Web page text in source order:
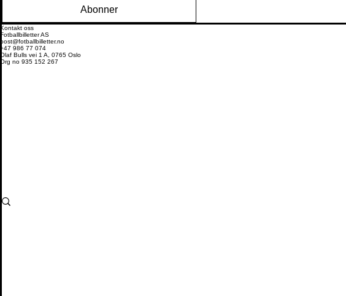
Abonner
Kontakt oss
Fotballbilletter AS
post@fotballbilletter.no
+47 986 77 074
Olaf Bulls vei 1 A, 0765 Oslo
Org no 935 152 267